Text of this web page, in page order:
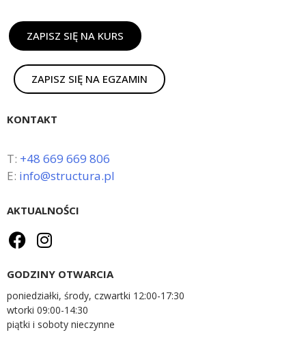
ZAPISZ SIĘ NA KURS
ZAPISZ SIĘ NA EGZAMIN
KONTAKT
T: +48 669 669 806
E: info@structura.pl
AKTUALNOŚCI
GODZINY OTWARCIA
poniedziałki, środy, czwartki 12:00-17:30
wtorki 09:00-14:30
piątki i soboty nieczynne